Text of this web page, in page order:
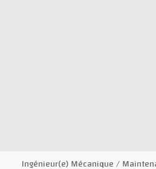
Ingénieur(e) Mécanique /